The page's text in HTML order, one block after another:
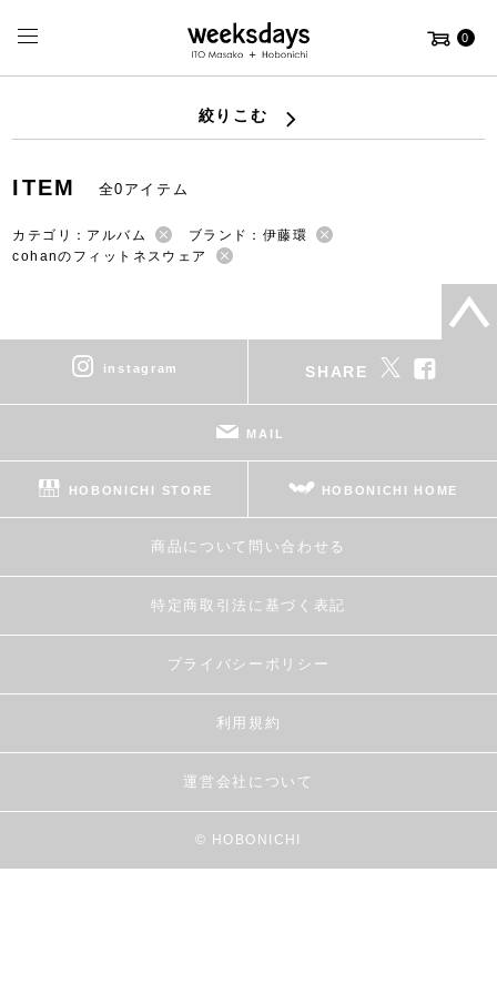
0
絞りこむ
ITEM 全0アイテム
カテゴリ：アルバム
ブランド：伊藤環
cohanのフィットネスウェア
instagram SHARE
MAIL
HOBONICHI STORE HOBONICHI HOME
商品について問い合わせる
特定商取引法に基づく表記
プライバシーポリシー
利用規約
運営会社について
© HOBONICHI